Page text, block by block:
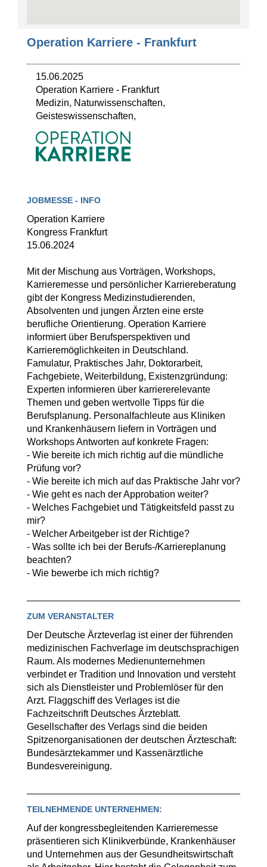
Operation Karriere - Frankfurt
15.06.2025
Operation Karriere - Frankfurt
Medizin, Naturwissenschaften,
Geisteswissenschaften,
JOBMESSE - INFO
Operation Karriere
Kongress Frankfurt
15.06.2024
Mit der Mischung aus Vorträgen, Workshops,
Karrieremesse und persönlicher Karriereberatung
gibt der Kongress Medizinstudierenden,
Absolventen und jungen Ärzten eine erste
berufliche Orientierung. Operation Karriere
informiert über Berufsperspektiven und
Karrieremöglichkeiten in Deutschland.
Famulatur, Praktisches Jahr, Doktorarbeit,
Fachgebiete, Weiterbildung, Existenzgründung:
Experten informieren über karriererelevante
Themen und geben wertvolle Tipps für die
Berufsplanung. Personalfachleute aus Kliniken
und Krankenhäusern liefern in Vorträgen und
Workshops Antworten auf konkrete Fragen:
- Wie bereite ich mich richtig auf die mündliche
Prüfung vor?
- Wie bereite ich mich auf das Praktische Jahr vor?
- Wie geht es nach der Approbation weiter?
- Welches Fachgebiet und Tätigkeitsfeld passt zu
mir?
- Welcher Arbeitgeber ist der Richtige?
- Was sollte ich bei der Berufs-/Karriereplanung
beachten?
- Wie bewerbe ich mich richtig?
ZUM VERANSTALTER
Der Deutsche Ärzteverlag ist einer der führenden
medizinischen Fachverlage im deutschsprachigen
Raum. Als modernes Medienunternehmen
verbindet er Tradition und Innovation und versteht
sich als Dienstleister und Problemlöser für den
Arzt. Flaggschiff des Verlages ist die
Fachzeitschrift Deutsches Ärzteblatt.
Gesellschafter des Verlags sind die beiden
Spitzenorganisationen der deutschen Ärzteschaft:
Bundesärztekammer und Kassenärztliche
Bundesvereinigung.
TEILNEHMENDE UNTERNEHMEN:
Auf der kongressbegleitenden Karrieremesse
präsentieren sich Klinikverbünde, Krankenhäuser
und Unternehmen aus der Gesundheitswirtschaft